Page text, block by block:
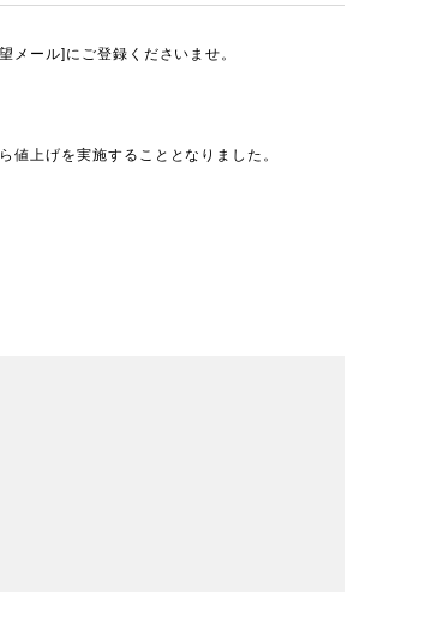
メール]にご登録くださいませ。
上げを実施することとなりました。